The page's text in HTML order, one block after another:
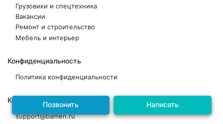
Позвонить Написать
Грузовики и спецтехника
Вакансии
Ремонт и строительство
Мебель и интерьер
Конфиденциальность
Политика конфиденциальности
Контакты
support@bamen.ru